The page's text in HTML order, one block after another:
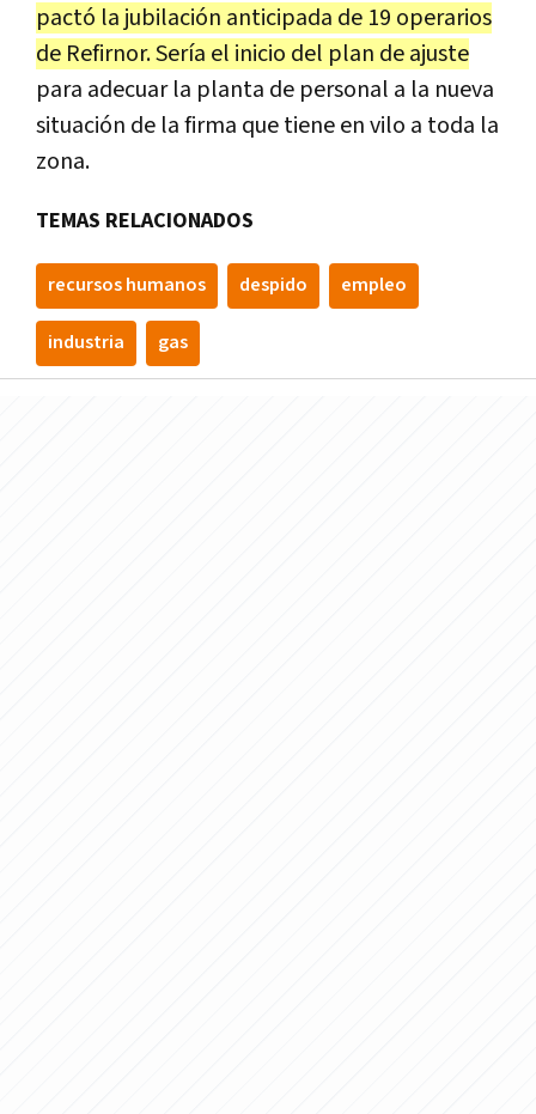
pactó la jubilación anticipada de 19 operarios
de Refirnor. Sería el inicio del plan de ajuste
para adecuar la planta de personal a la nueva
situación de la firma que tiene en vilo a toda la
zona.
TEMAS RELACIONADOS
recursos humanos despido empleo
industria gas